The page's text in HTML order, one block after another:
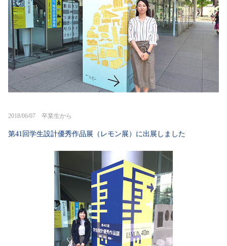
2018/06/07 卒業生から
第41回学生設計優秀作品展（レモン展）に出展しました